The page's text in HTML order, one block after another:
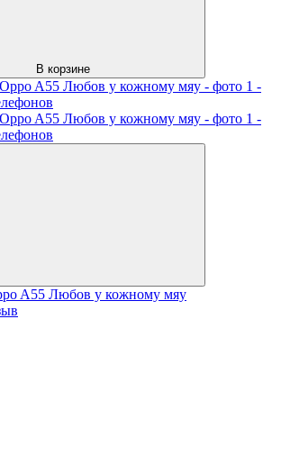
В корзине
A55 Любов у кожному мяу